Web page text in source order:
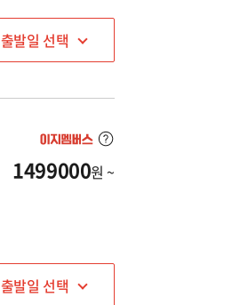
출발일 선택
1499000원 ~
출발일 선택